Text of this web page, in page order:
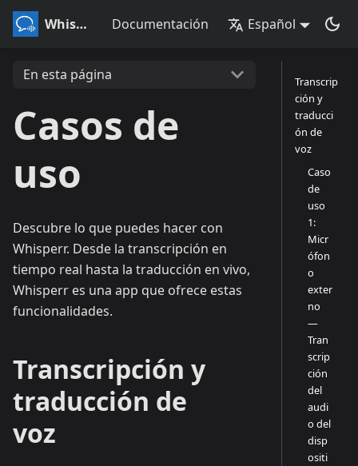
Whisperr Documentación Español
En esta página
Casos de
uso
Descubre lo que puedes hacer con
Whisperr. Desde la transcripción en
tiempo real hasta la traducción en vivo,
Whisperr es una app que ofrece estas
funcionalidades.
Transcripción y
traducción de
voz
Transcrip
ción y
traducci
ón de
voz
Caso
de
uso
1:
Micr
ófon
o
exter
no
—
Tran
scrip
ción
del
audi
o del
disp
ositi